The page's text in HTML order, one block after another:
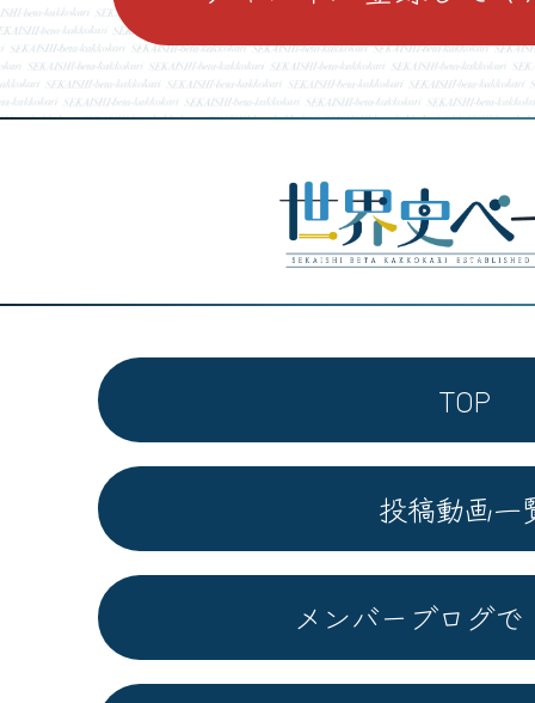
TOP
投稿動画一
メンバーブログで